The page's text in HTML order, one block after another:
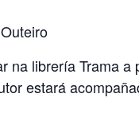
librería Trama
estará